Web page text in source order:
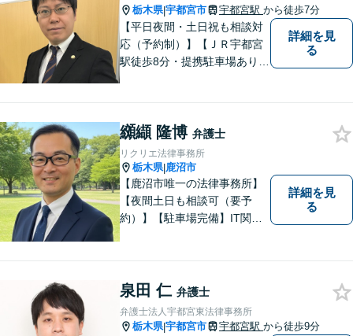
す。お気軽にお問い合わせく
ださい。
栃木県|宇都宮市 宇都宮駅 から徒歩7分
【平日夜間・土日祝も相談対
応（予約制）】【ＪＲ宇都宮
駅徒歩8分・提携駐車場あり】
合わせください。
詳細を見
る
纐纈 隆博 弁護士
リクリエ法律事務所
栃木県|鹿沼市
【鹿沼市唯一の法律事務所】
【夜間土日も相談可（要予
約）】【駐車場完備】IT関連
せ下さい。
詳細を見
る
泉田 仁 弁護士
弁護士法人宇都宮東法律事務所
栃木県|宇都宮市 宇都宮駅 から徒歩9分